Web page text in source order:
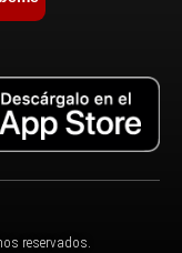
reservados.